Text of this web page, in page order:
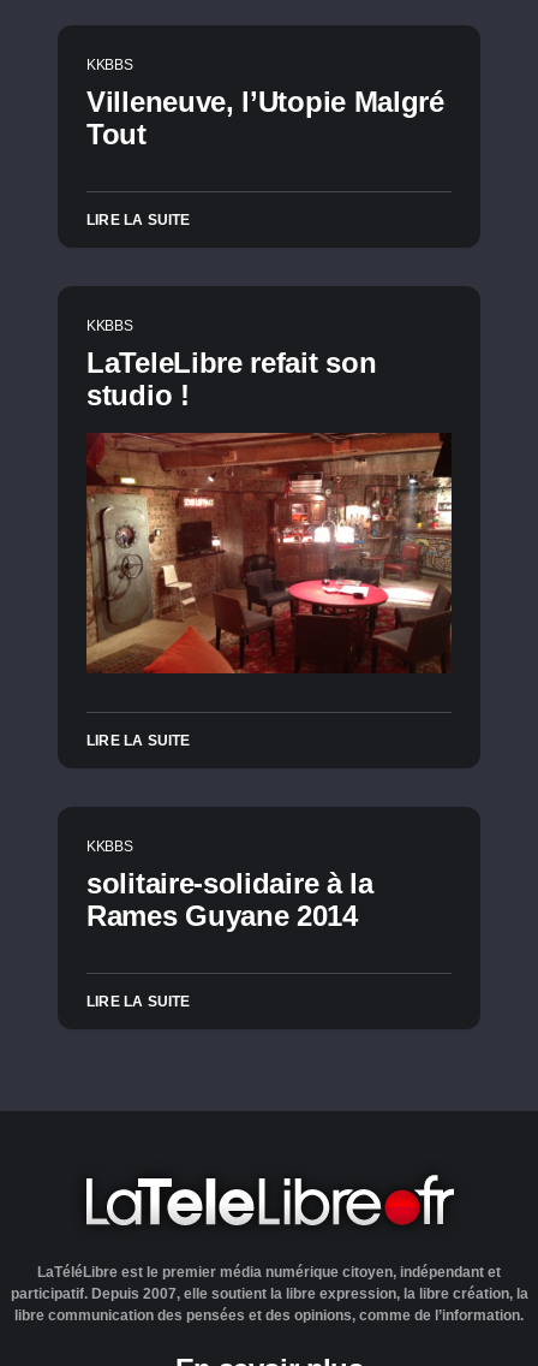
KKBBS
Villeneuve, l’Utopie Malgré
Tout
LIRE LA SUITE
KKBBS
LaTeleLibre refait son
studio !
LIRE LA SUITE
KKBBS
solitaire-solidaire à la
Rames Guyane 2014
LIRE LA SUITE
LaTéléLibre est le premier média numérique citoyen, indépendant et
participatif. Depuis 2007, elle soutient la libre expression, la libre création, la
libre communication des pensées et des opinions, comme de l’information.